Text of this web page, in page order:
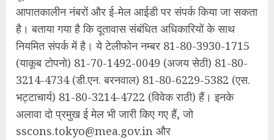
आपातकालीन नंबरों और ई-मेल आईडी पर संपर्क किया जा सकता
है। बताया गया है कि दूतावास संबंधित अधिकारियों के साथ
नियमित संपर्क में है। ये टेलीफोन नम्बर 81-80-3930-1715
(याकूब टोपनो) 81-70-1492-0049 (अजय सेठी) 81-80-
3214-4734 (डी.एन. बरनवाल) 81-80-6229-5382 (एस.
भट्टाचार्य) 81-80-3214-4722 (विवेक राठी) हैं। इनके
अलावा दो प्रमुख ई मेल भी जारी किए गए हैं, जो
sscons.tokyo@mea.gov.in और